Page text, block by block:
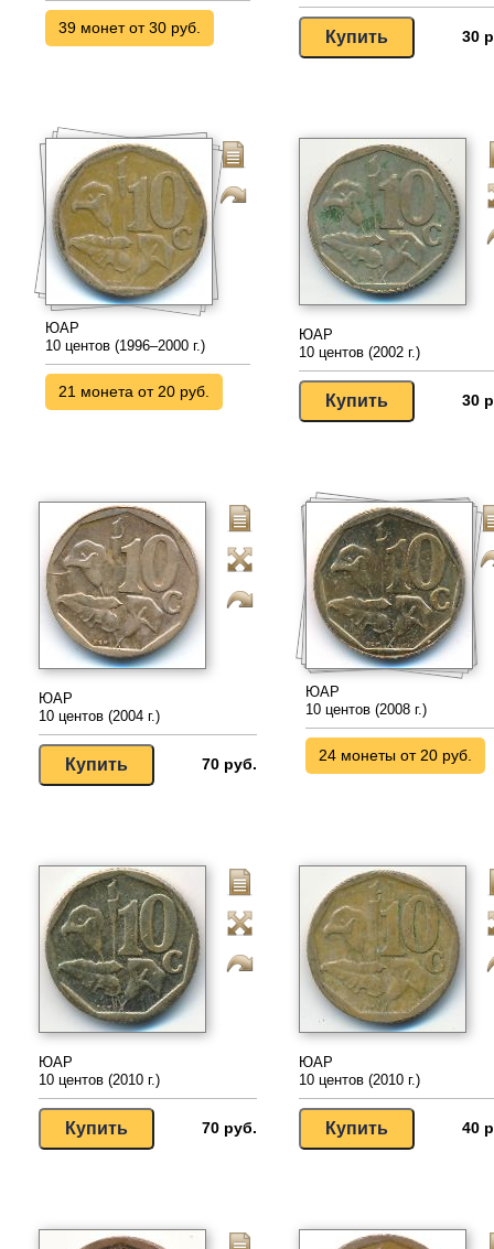
39 монет от 30 руб. 30
ЮАР
10 центов (1996–2000 г.)
21 монета от 20 руб.
ЮАР
10 центов (2002 г.)
30
ЮАР
10 центов (2004 г.)
70 руб.
ЮАР
10 центов (2008 г.)
24 монеты от 20 руб.
ЮАР
10 центов (2010 г.)
70 руб.
ЮАР
10 центов (2010 г.)
40